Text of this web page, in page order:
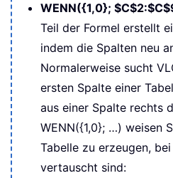
WENN({1,0};
Teil der Formel erstellt
indem die Spalten neu
Normalerweise sucht
ersten Spalte einer
aus einer Spalte rechts
WENN({1,0}; …) weisen
Tabelle zu erzeugen,
vertauscht sind: